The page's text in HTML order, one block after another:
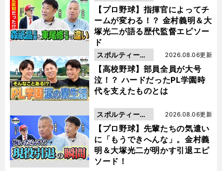
【プロ野球】指揮官によってチ
ームが変わる！？ 金村義明＆大
塚光二が語る歴代監督エピソー
ド
動画
【高校野球】部員全員が大号
泣！？ ハードだったPL学園時
代を支えたものとは
2026.08.06更新
スポルティーバ
動画
【プロ野球】先輩たちの気遣い
に「もうできへんな」。金村義
明＆大塚光二が明かす引退エピ
ソード！
2026.08.06更新
スポルティーバ
動画